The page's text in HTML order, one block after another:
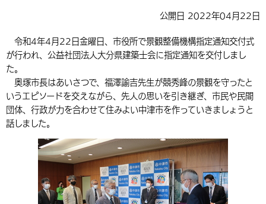
言語を選択
中国語（繁体字） 韓国語（한국어）
保険・年金
福祉・介護 健康・予防
税金 住宅・インフラ
環境・衛生 生涯学習・スポーツ・人権
選挙 外国人の方向け情報
入札・契約 産業・雇用
都市整備
子育て・教育
手当・助成 健康・医療
相談・支援・情報 計画・施策
観光・移住
観光なび スポットを探す
遊ぶ・体験する グルメ・食べる
買う・おみやげ 四季のイベント・祭り
市政情報
中津市について 市役所の紹介
地方創生・地域活性化 広報・広聴
公開日 2022年04月22日
令和4年4月22日金曜日、市役所で景観整備機構指定通知交付式
が行われ、公益社団法人大分県建築士会に指定通知を交付しまし
た。
奥塚市長はあいさつで、福澤諭吉先生が競秀峰の景観を守ったと
いうエピソードを交えながら、先人の思いを引き継ぎ、市民や民間
団体、行政が力を合わせて住みよい中津市を作っていきましょうと
話しました。